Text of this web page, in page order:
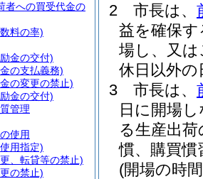
2
市長は、
益を確保
場し、又
休日以外
3
市長は、
日に開場
る生産出
慣、購買
(開場の時
者への買受代金の
料の率)
金の交付)
の支払義務)
の変更の禁止)
金の交付)
管理
使用
用指定)
、転貸等の禁止)
の禁止)